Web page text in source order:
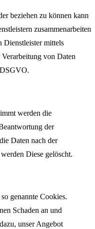
beziehen zu können kann
zusammenarbeiten
Dienstleister mittels
von Daten
werden die
der
Daten nach der
Diese gelöscht.
genannte Cookies.
Schaden an und
unser Angebot